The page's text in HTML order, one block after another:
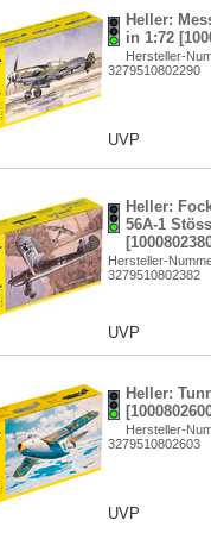
Heller:
in 1:72
Hersteller-
3279510802290
UVP
Heller:
56A-1
Hersteller-
3279510802382
UVP
Heller:
Hersteller-
3279510802603
UVP